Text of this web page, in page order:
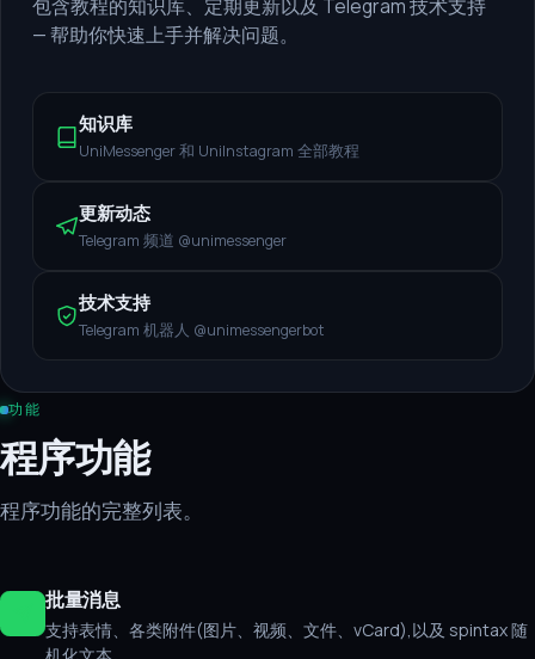
包含教程的知识库、定期更新以及 Telegram 技术支持
— 帮助你快速上手并解决问题。
知识库
UniMessenger 和 UniInstagram 全部教程
更新动态
Telegram 频道 @unimessenger
技术支持
Telegram 机器人 @unimessengerbot
功能
程序功能
程序功能的完整列表。
批量消息
支持表情、各类附件(图片、视频、文件、vCard),以及 spintax 随